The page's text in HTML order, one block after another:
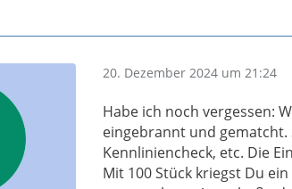
20. Dezember 2024 um 21:24
Habe ich noch vergessen:
eingebrannt und
Kennliniencheck, etc. Die
Mit 100 Stück kriegst Du